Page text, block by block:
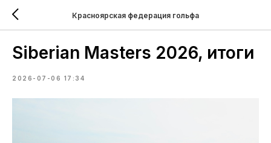
Красноярская федерация гольфа
Siberian Masters 2026, итоги
2026-07-06 17:34